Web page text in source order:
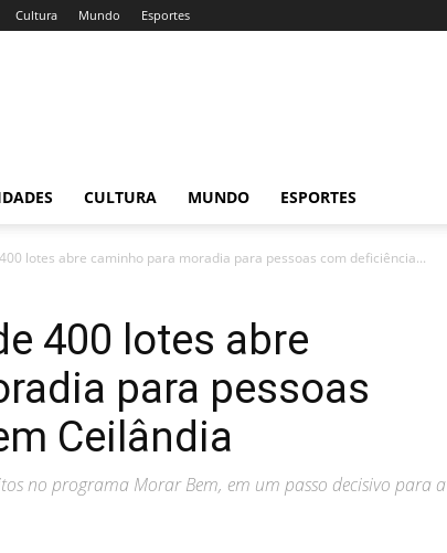
Cultura Mundo Esportes
CULTURA MUNDO ESPORTES
lotes abre caminho para moradia para pessoas com deficiência...
400 lotes abre
para pessoas
Ceilândia
no programa Morar Bem, em um passo decisivo para a